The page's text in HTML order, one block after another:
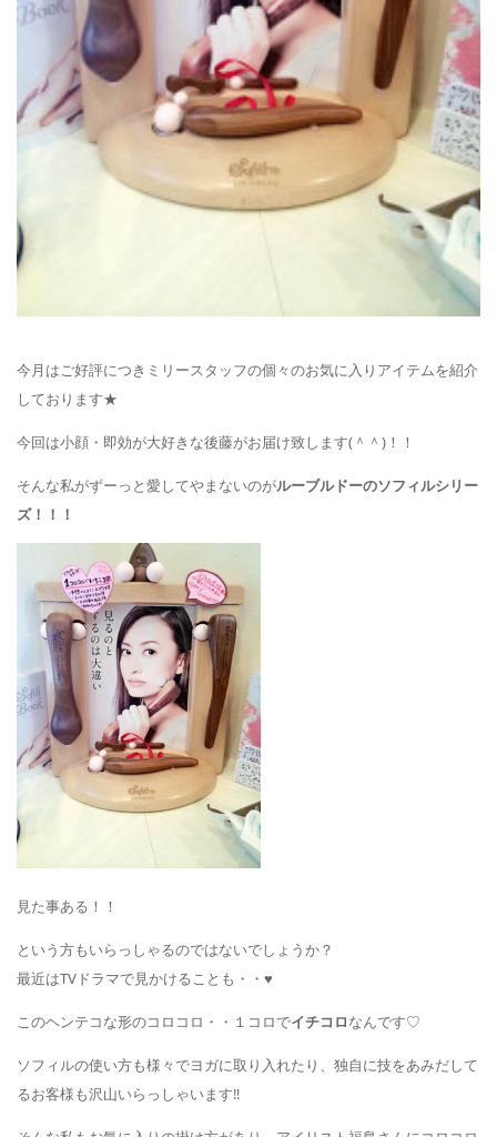
今月はご好評につきミリースタッフの個々のお気に入りアイテムを紹介
しております★
今回は小顔・即効が大好きな後藤がお届け致します(＾＾)！！
そんな私がずーっと愛してやまないのがルーブルドーのソフィルシリー
ズ！！！
見た事ある！！
という方もいらっしゃるのではないでしょうか？
最近はTVドラマで見かけることも・・♥
このヘンテコな形のコロコロ・・１コロでイチコロなんです♡
ソフィルの使い方も様々でヨガに取り入れたり、独自に技をあみだして
るお客様も沢山いらっしゃいます‼